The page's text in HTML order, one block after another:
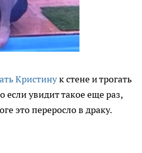
Кристинук стене и трогать
если увидит такое еще раз,
это переросло в драку.